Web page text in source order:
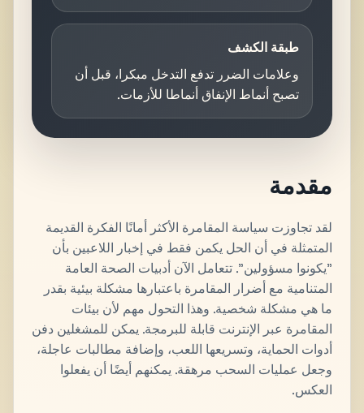
طبقة الكشف
وعلامات الضرر تدفع التدخل مبكرا، قبل أن
تصبح أنماط الإنفاق أنماطا للأزمات.
مقدمة
لقد تجاوزت سياسة المقامرة الأكثر أمانًا الفكرة القديمة
المتمثلة في أن الحل يكمن فقط في إخبار اللاعبين بأن
"يكونوا مسؤولين". تتعامل الآن أدبيات الصحة العامة
المتنامية مع أضرار المقامرة باعتبارها مشكلة بيئية بقدر
ما هي مشكلة شخصية. وهذا التحول مهم لأن بيئات
المقامرة عبر الإنترنت قابلة للبرمجة. يمكن للمشغلين دفن
أدوات الحماية، وتسريعها اللعب، وإضافة مطالبات عاجلة،
وجعل عمليات السحب مرهقة. يمكنهم أيضًا أن يفعلوا
العكس.